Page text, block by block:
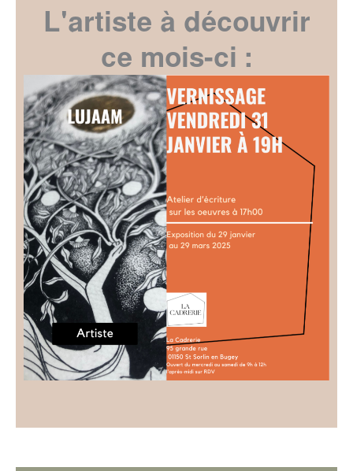
L'artiste à découvrir
ce mois-ci :